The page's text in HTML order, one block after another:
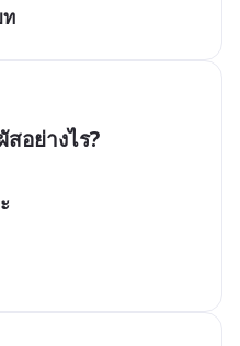
ท
อย่างไร?